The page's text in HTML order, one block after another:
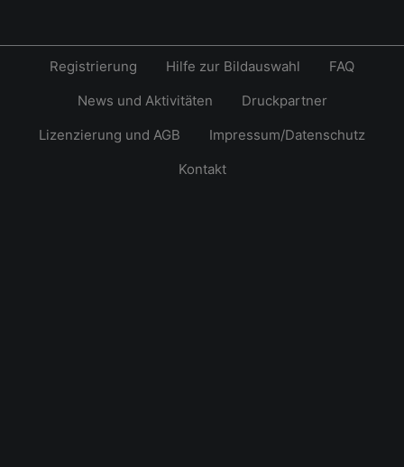
Registrierung Hilfe zur Bildauswahl
FAQ
News und Aktivitäten
Druckpartner
Lizenzierung und AGB
Impressum/Datenschutz
Kontakt